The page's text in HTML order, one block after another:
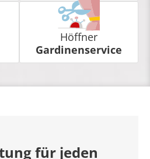
Höffner
Gardinenservice
für jeden